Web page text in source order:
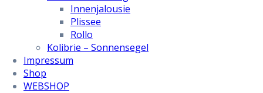
Innenjalousie
Plissee
Rollo
Kolibrie – Sonnensegel
Impressum
Shop
WEBSHOP